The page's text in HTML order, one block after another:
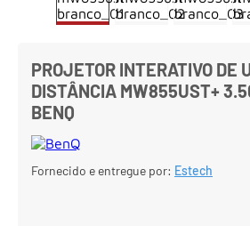
emmeetup logitech
9º emteclado fio
10ºemtablet
PROJETOR INTERATIVO DE
DISTÂNCIA MW855UST+
BENQ
Fornecido e entregue por: Estech